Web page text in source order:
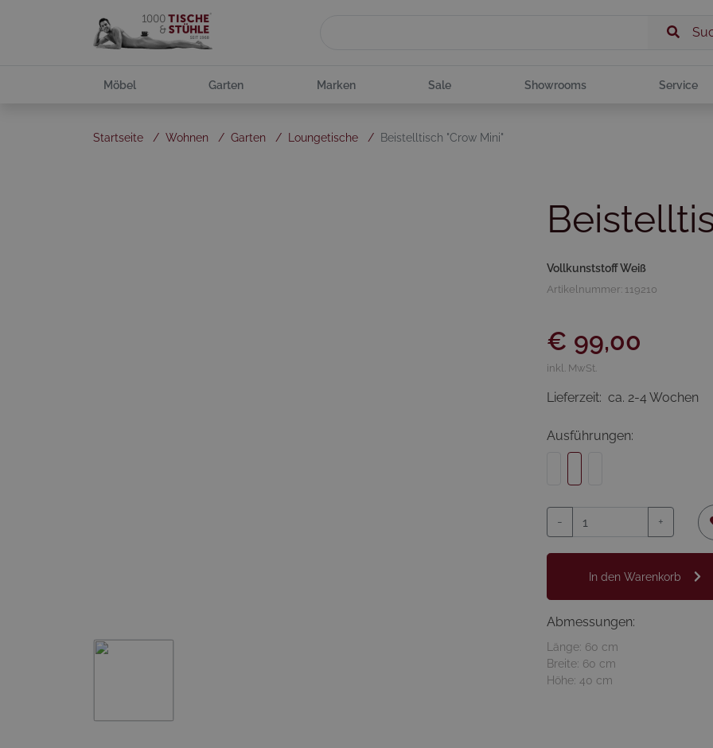
Möbel Garten Marken Sale Showrooms Service
Startseite / Wohnen / Garten / Loungetische / Beistelltisch "Crow Mini"
Vollkunststoff Weiß
Artikelnummer: 119210
€ 99,00
inkl. MwSt.
Lieferzeit: ca. 2-4 Wochen
Ausführungen:
- +
In den Warenkorb
Abmessungen:
Länge: 60 cm
Breite: 60 cm
Höhe: 40 cm